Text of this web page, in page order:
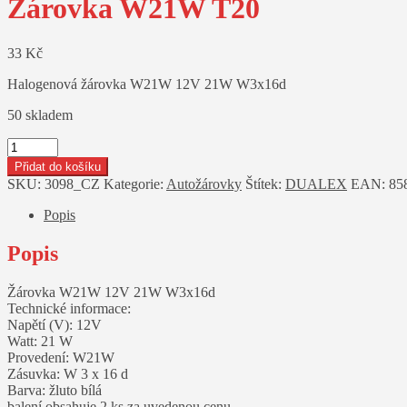
Žárovka W21W T20
33 Kč
Halogenová žárovka W21W 12V 21W W3x16d
50 skladem
Žárovka
W21W
T20
množství
Přidat do košíku
SKU: 3098_CZ Kategorie: Autožárovky Štítek: DUALEX EAN:
Popis
Popis
Žárovka W21W 12V 21W W3x16d
Technické informace:
Napětí (V): 12V
Watt: 21 W
Provedení: W21W
Zásuvka: W 3 x 16 d
Barva: žluto bílá